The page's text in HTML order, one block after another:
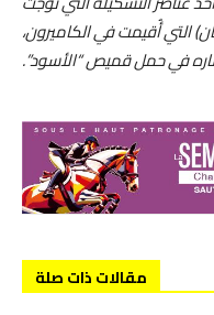
التي أُقيمت في الكاميرون،
في حمل قميص “الأسود”.
مقالات ذات صلة